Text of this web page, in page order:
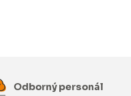
Odborný personál